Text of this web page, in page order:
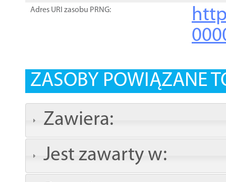
Adres URI zasobu PRNG:
ZASOBY POWIĄZANE
Zawiera:
Jest zawarty w: